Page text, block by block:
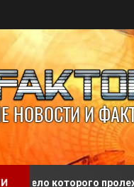
пролежало в